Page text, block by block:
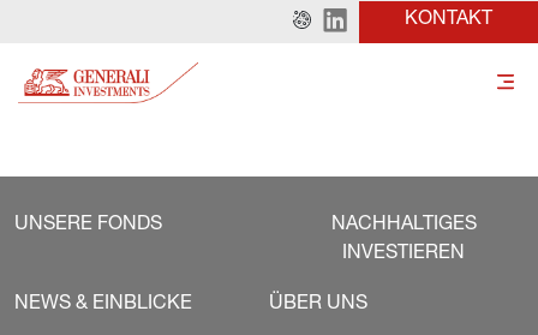
KONTAKT
UNSERE FONDS
NACHHALTIGES
INVESTIEREN
NEWS & EINBLICKE ÜBER UNS